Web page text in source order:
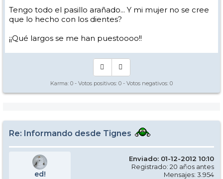
Tengo todo el pasillo arañado... Y mi mujer no se cree
que lo hecho con los dientes?
¡¡Qué largos se me han puestoooo!!
Karma: 0 - Votos positivos: 0 - Votos negativos: 0
Re: Informando desde Tignes
ed!
Enviado: 01-12-2012 10:10
Registrado: 20 años antes
Mensajes: 3.954